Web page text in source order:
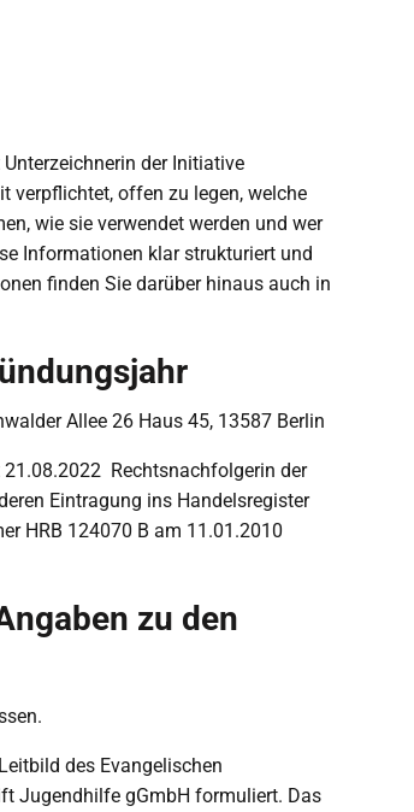
der Initiative
verpflichtet, offen zu legen, welche
wie sie verwendet werden und wer
Informationen klar strukturiert und
finden Sie darüber hinaus auch in
Allee 26 Haus 45, 13587 Berlin
Rechtsnachfolgerin der
Eintragung ins Handelsregister
HRB 124070 B am 11.01.2010
zu den
des Evangelischen
Jugendhilfe gGmbH formuliert. Das